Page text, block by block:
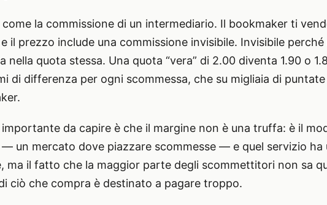
come la commissione di un intermediario. Il bookmaker ti
il prezzo include una commissione invisibile. Invisibile
nella quota stessa. Una quota “vera” di 2.00 diventa 1.90 o
di differenza per ogni scommessa, che su migliaia di
importante da capire è che il margine non è una truffa: è il
un mercato dove piazzare scommesse — e quel servizio ha
ma il fatto che la maggior parte degli scommettitori non sa
ciò che compra è destinato a pagare troppo.